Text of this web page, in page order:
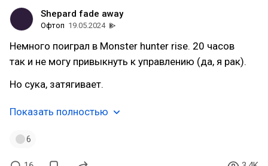
Shepard fade away
Офтоп 19.05.2024
Немного поиграл в Monster hunter rise. 20 часов
так и не могу привыкнуть к управлению (да, я рак).
Но сука, затягивает.
Показать полностью
6